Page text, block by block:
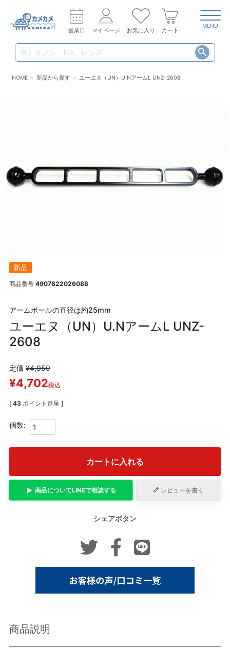
営業日 マイページ お気に入り カート
MENU
HOME 新品から探す ユーエヌ（UN）U.NアームL UNZ-2608
新品
商品番号 4907822026088
アームボールの直径は約25mm
ユーエヌ（UN）U.NアームL UNZ-
2608
定価 ¥4,950
¥4,702税込
[ 43 ポイント進呈 ]
カートに入れる
商品についてLINEで相談する レビューを書く
シェアボタン
商品説明